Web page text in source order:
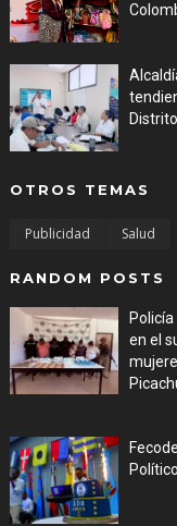
OTROS TEMAS
Publicidad Salud
RANDOM POSTS
en el